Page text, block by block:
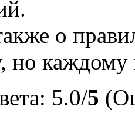
о
но каждому
5.0/5